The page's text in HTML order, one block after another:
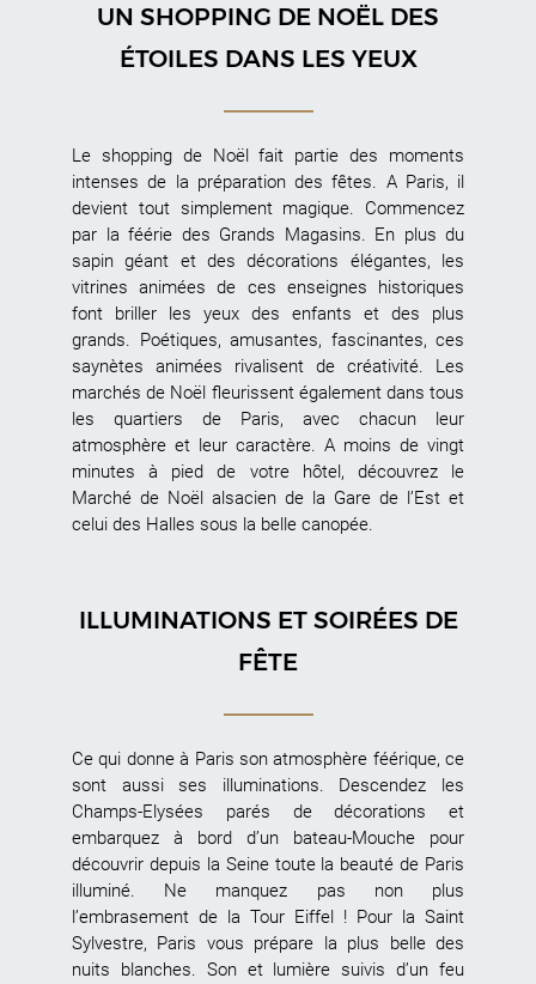
UN SHOPPING DE NOËL DES
ÉTOILES DANS LES YEUX
Le shopping de Noël fait partie des moments
intenses de la préparation des fêtes. A Paris, il
devient tout simplement magique. Commencez
par la féérie des Grands Magasins. En plus du
sapin géant et des décorations élégantes, les
vitrines animées de ces enseignes historiques
font briller les yeux des enfants et des plus
grands. Poétiques, amusantes, fascinantes, ces
saynètes animées rivalisent de créativité. Les
marchés de Noël fleurissent également dans tous
les quartiers de Paris, avec chacun leur
atmosphère et leur caractère. A moins de vingt
minutes à pied de votre hôtel, découvrez le
Marché de Noël alsacien de la Gare de l’Est et
celui des Halles sous la belle canopée.
ILLUMINATIONS ET SOIRÉES DE
FÊTE
Ce qui donne à Paris son atmosphère féérique, ce
sont aussi ses illuminations. Descendez les
Champs-Elysées parés de décorations et
embarquez à bord d’un bateau-Mouche pour
découvrir depuis la Seine toute la beauté de Paris
illuminé. Ne manquez pas non plus
l’embrasement de la Tour Eiffel ! Pour la Saint
Sylvestre, Paris vous prépare la plus belle des
nuits blanches. Son et lumière suivis d’un feu